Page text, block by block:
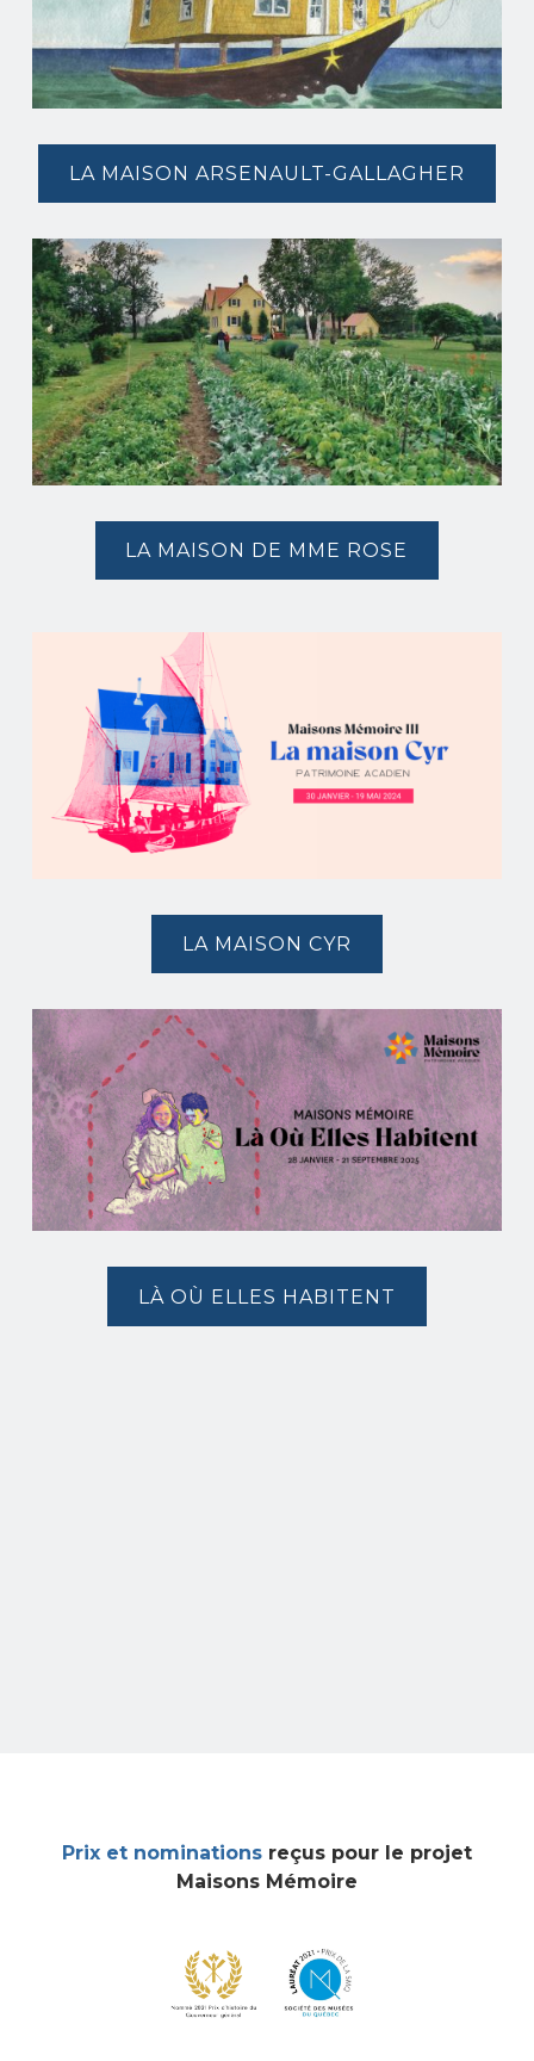
LA MAISON ARSENAULT-GALLAGHER
LA MAISON DE MME ROSE
LA MAISON CYR
LÀ OÙ ELLES HABITENT
Prix et nominationsreçus pour le projet
Maisons Mémoire